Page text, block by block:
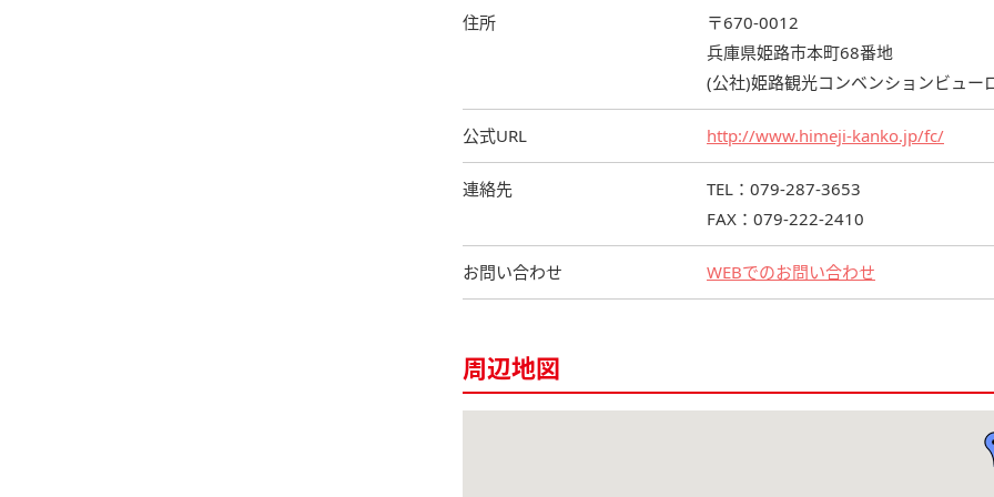
住所
〒670-0012
兵庫県姫路市本町68番地
(公社)姫路観光コンベンションビュー
公式URL http://www.himeji-kanko.jp/fc/
連絡先
TEL：079-287-3653
FAX：079-222-2410
お問い合わせ WEBでのお問い合わせ
周辺地図